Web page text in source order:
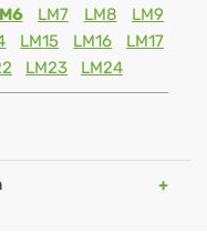
LM7 LM8
LM9
LM15 LM16
LM17
LM23 LM24